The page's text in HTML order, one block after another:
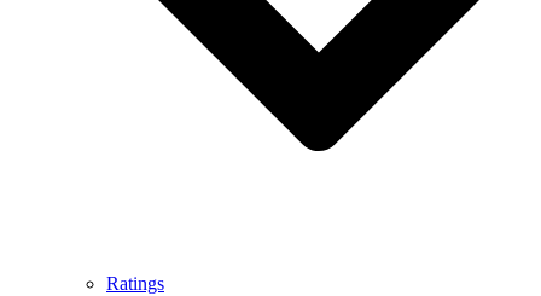
Ratings